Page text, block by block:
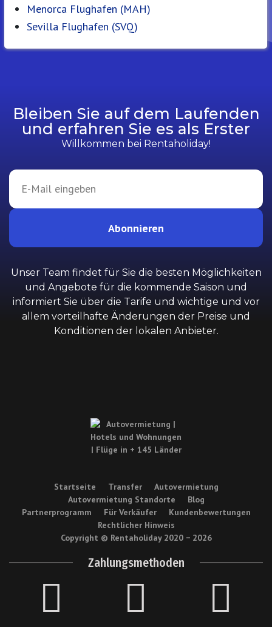
Menorca Flughafen (MAH)
Sevilla Flughafen (SVQ)
Bleiben Sie auf dem Laufenden
und erfahren Sie es als Erster
Willkommen bei Rentaholiday!
Abonnieren
Unser Team findet für Sie die besten Möglichkeiten
und Angebote für die kommende Saison und
informiert Sie über die Tarife und wichtige und vor
allem vorteilhafte Änderungen der Preise und
Konditionen der lokalen Anbieter.
Startseite Transfer
Autovermietung
Autovermietung Standorte
Blog
Partnerprogramm
Für Verkäufer
Kundenbewertungen
Rechtlicher Hinweis
Copyright © Rentaholiday 2020 − 2026
Zahlungsmethoden